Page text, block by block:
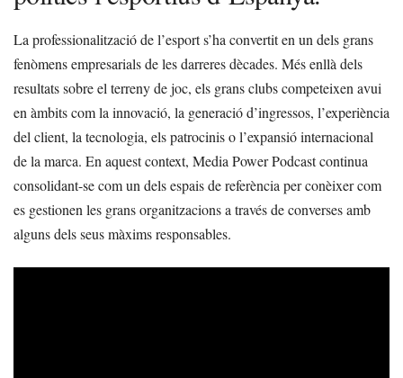
La professionalització de l’esport s’ha convertit en un dels grans
fenòmens empresarials de les darreres dècades. Més enllà dels
resultats sobre el terreny de joc, els grans clubs competeixen avui
en àmbits com la innovació, la generació d’ingressos, l’experiència
del client, la tecnologia, els patrocinis o l’expansió internacional
de la marca. En aquest context, Media Power Podcast continua
consolidant-se com un dels espais de referència per conèixer com
es gestionen les grans organitzacions a través de converses amb
alguns dels seus màxims responsables.